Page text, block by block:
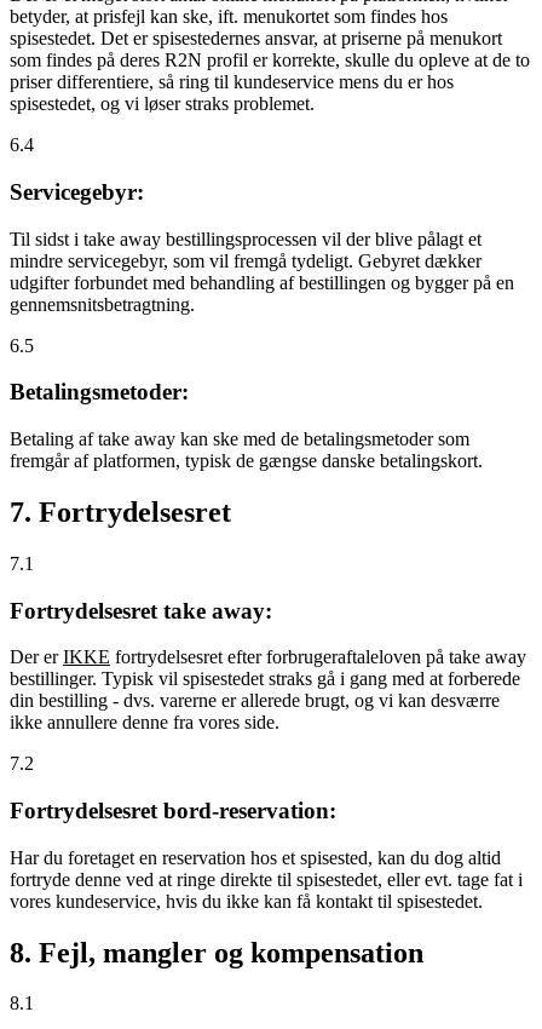
betyder, at prisfejl kan ske, ift. menukortet som findes hos
spisestedet. Det er spisestedernes ansvar, at priserne på menukort
som findes på deres R2N profil er korrekte, skulle du opleve at de to
priser differentiere, så ring til kundeservice mens du er hos
spisestedet, og vi løser straks problemet.
6.4
Servicegebyr:
Til sidst i take away bestillingsprocessen vil der blive pålagt et
mindre servicegebyr, som vil fremgå tydeligt. Gebyret dækker
udgifter forbundet med behandling af bestillingen og bygger på en
gennemsnitsbetragtning.
6.5
Betalingsmetoder:
Betaling af take away kan ske med de betalingsmetoder som
fremgår af platformen, typisk de gængse danske betalingskort.
7. Fortrydelsesret
7.1
Fortrydelsesret take away:
Der erIKKE fortrydelsesret efter forbrugeraftaleloven på take away
bestillinger. Typisk vil spisestedet straks gå i gang med at forberede
din bestilling - dvs. varerne er allerede brugt, og vi kan desværre
ikke annullere denne fra vores side.
7.2
Fortrydelsesret bord-reservation:
Har du foretaget en reservation hos et spisested, kan du dog altid
fortryde denne ved at ringe direkte til spisestedet, eller evt. tage fat i
vores kundeservice, hvis du ikke kan få kontakt til spisestedet.
8. Fejl, mangler og kompensation
8.1